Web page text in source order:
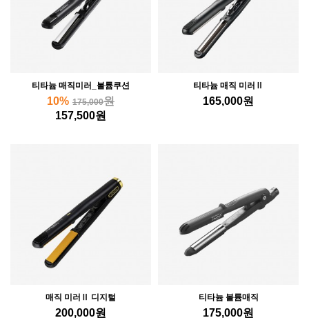
티타늄 매직미러_볼륨쿠션
10% 175,000원
157,500원
티타늄 매직 미러Ⅱ
165,000원
매직 미러Ⅱ 디지털
200,000원
티타늄 볼륨매직
175,000원